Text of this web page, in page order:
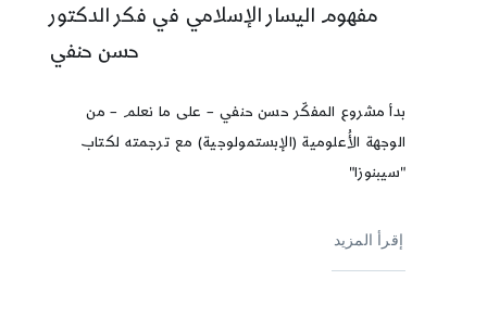
مفهوم اليسار الإسلامي في فكر الدكتور
حسن حنفي
بدأ مشروع المفكّر حسن حنفي – على ما نعلم – من
الوجهة الأُعلومية (الإبستمولوجية) مع ترجمته لكتاب
"سيبنوزا"
إقرأ المزيد